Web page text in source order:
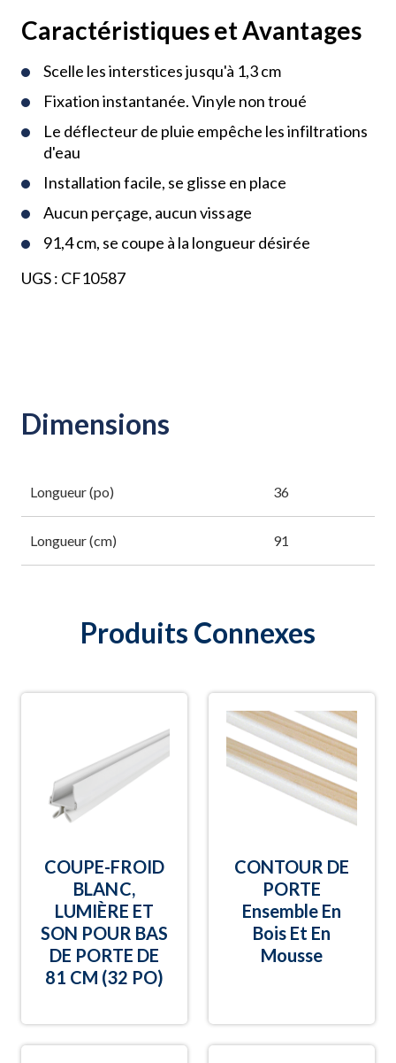
Caractéristiques et Avantages
Scelle les interstices jusqu'à 1,3 cm
Fixation instantanée. Vinyle non troué
Le déflecteur de pluie empêche les infiltrations
d'eau
Installation facile, se glisse en place
Aucun perçage, aucun vissage
91,4 cm, se coupe à la longueur désirée
UGS : CF10587
Dimensions
Longueur (po) 36
Longueur (cm) 91
Produits Connexes
COUPE-FROID
BLANC,
LUMIÈRE ET
SON POUR BAS
DE PORTE DE
81 CM (32 PO)
CONTOUR DE
PORTE
Ensemble En
Bois Et En
Mousse